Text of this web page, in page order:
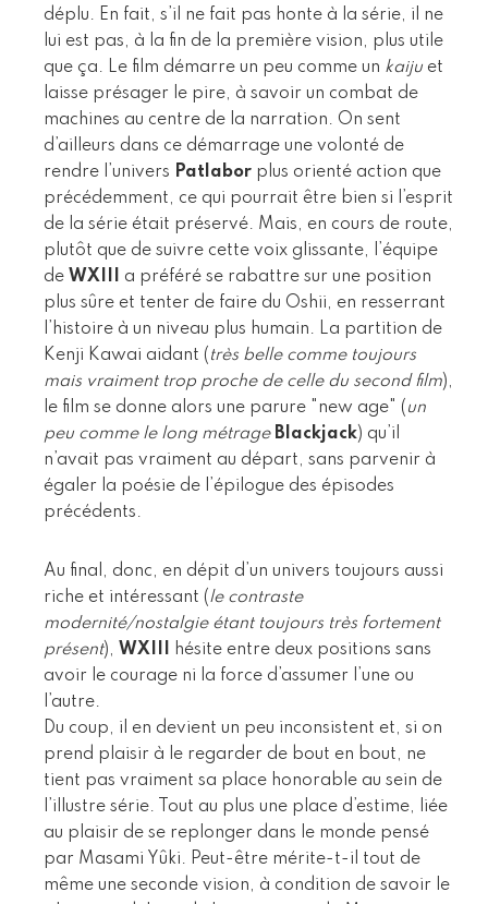
déplu. En fait, s’il ne fait pas honte à la série, il ne
lui est pas, à la fin de la première vision, plus utile
que ça. Le film démarre un peu comme un kaiju et
laisse présager le pire, à savoir un combat de
machines au centre de la narration. On sent
d’ailleurs dans ce démarrage une volonté de
rendre l’univers Patlabor plus orienté action que
précédemment, ce qui pourrait être bien si l’esprit
de la série était préservé. Mais, en cours de route,
plutôt que de suivre cette voix glissante, l’équipe
de WXIII
a préféré se rabattre sur une position
plus sûre et tenter de faire du Oshii, en resserrant
l’histoire à un niveau plus humain. La partition de
Kenji Kawai aidant ( très belle comme toujours
mais vraiment trop proche de celle du second film),
le film se donne alors une parure "new age" ( un
peu comme le long métrage Blackjack) qu’il
n’avait pas vraiment au départ, sans parvenir à
égaler la poésie de l’épilogue des épisodes
précédents.
Au final, donc, en dépit d’un univers toujours aussi
riche et intéressant (le contraste
modernité/nostalgie étant toujours très fortement
présent), WXIII
hésite entre deux positions sans
avoir le courage ni la force d’assumer l’une ou
l’autre.
Du coup, il en devient un peu inconsistent et, si on
prend plaisir à le regarder de bout en bout, ne
tient pas vraiment sa place honorable au sein de
l’illustre série. Tout au plus une place d’estime, liée
au plaisir de se replonger dans le monde pensé
par Masami Yûki. Peut-être mérite-t-il tout de
même une seconde vision, à condition de savoir le